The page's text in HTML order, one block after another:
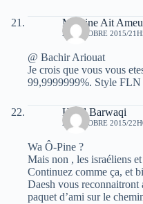
Massine Ait
29 OCTOBRE 2015/
@ Bachir Ariouat
Je crois que vous vous
99,9999999%. Style FLN
Hend Barwaqi
29 OCTOBRE 2015/
Wa Ô-Pine ?
Mais non , les israéliens
Continuez comme ça, et
Daesh vous reconnaitront
paquet d’ami sur le